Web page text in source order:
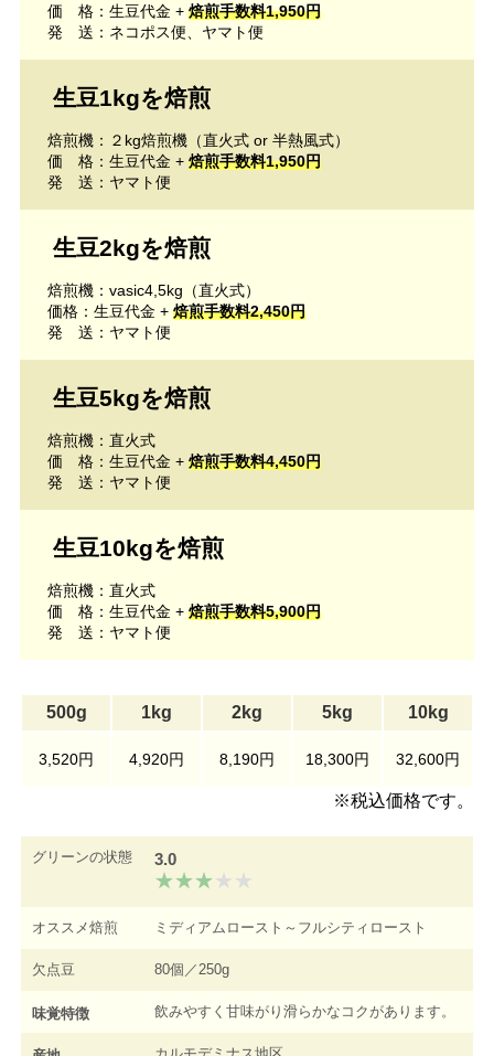
価 格：生豆代金 + 焙煎手数料1,950円
発 送：ネコポス便、ヤマト便
生豆1kgを焙煎
焙煎機：２kg焙煎機（直火式 or 半熱風式）
価 格：生豆代金 + 焙煎手数料1,950円
発 送：ヤマト便
生豆2kgを焙煎
焙煎機：vasic4,5kg（直火式）
価格：生豆代金 + 焙煎手数料2,450円
発 送：ヤマト便
生豆5kgを焙煎
焙煎機：直火式
価 格：生豆代金 + 焙煎手数料4,450円
発 送：ヤマト便
生豆10kgを焙煎
焙煎機：直火式
価 格：生豆代金 + 焙煎手数料5,900円
発 送：ヤマト便
500g 1kg 2kg 5kg 10kg
※税込価格です。
3,520円 4,920円 8,190円 18,300円 32,600円
グリーンの状態 3.0
オススメ焙煎 ミディアムロースト～フルシティロースト
欠点豆 80個／250g
味覚特徴 飲みやすく甘味がり滑らかなコクがあります。